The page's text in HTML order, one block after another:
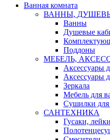
Ванная комната
ВАННЫ,
Ванны
Душевые
Поддоны
МЕБЕЛЬ,
Аксессуары
Аксессуары
Зеркала
Мебель для
Сушилки для
САНТЕХНИКА
Гусаки,